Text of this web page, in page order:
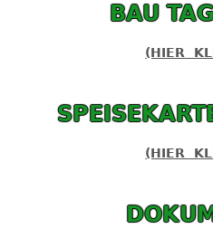
BAU
(HIER
(HIER